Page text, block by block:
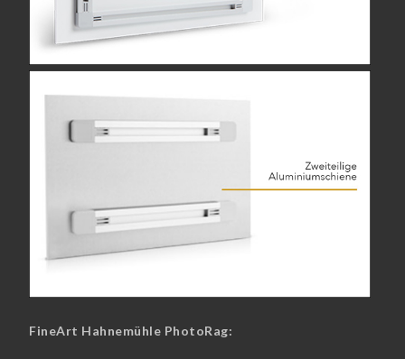
FineArt Hahnemühle PhotoRag: